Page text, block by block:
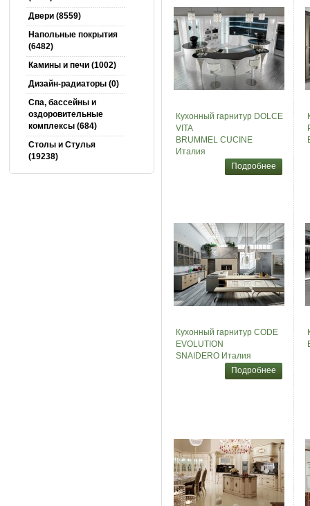
Двери (8559)
Напольные покрытия
(6482)
Камины и печи (1002)
Дизайн-радиаторы (0)
Спа, бассейны и
оздоровительные
комплексы (684)
Столы и Cтулья
(19238)
Кухонный гарнитур DOLCE
VITA
BRUMMEL CUCINE
Италия
Подробнее
Кухонный гарнитур CODE
EVOLUTION
SNAIDERO Италия
Подробнее